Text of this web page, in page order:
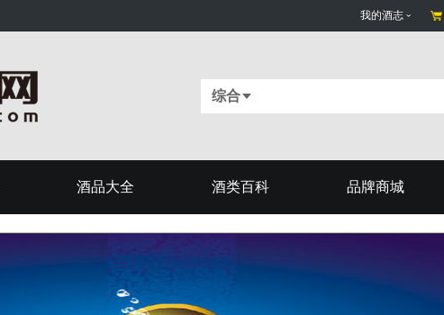
我的酒志
综合
酒品大全 酒类百科 品牌商城